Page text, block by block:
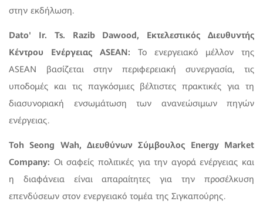
στην εκδήλωση.
Dato' Ir. Ts. Razib Dawood, Εκτελεστικός Διευθυντής
Κέντρου Ενέργειας ASEAN: Το ενεργειακό μέλλον της
ASEAN βασίζεται στην περιφερειακή συνεργασία, τις
υποδομές και τις παγκόσμιες βέλτιστες πρακτικές για τη
διασυνοριακή ενσωμάτωση των ανανεώσιμων πηγών
ενέργειας.
Toh Seong Wah, Διευθύνων Σύμβουλος Energy Market
Company: Οι σαφείς πολιτικές για την αγορά ενέργειας και
η διαφάνεια είναι απαραίτητες για την προσέλκυση
επενδύσεων στον ενεργειακό τομέα της Σιγκαπούρης.